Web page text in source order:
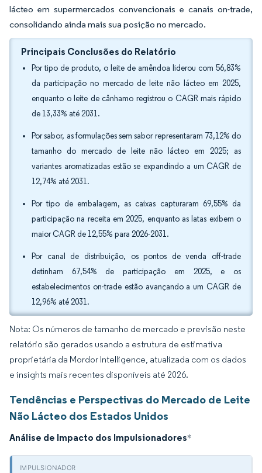
lácteo em supermercados convencionais e canais on-trade,
consolidando ainda mais sua posição no mercado.
Principais Conclusões do Relatório
Por tipo de produto, o leite de amêndoa liderou com 56,83%
da participação no mercado de leite não lácteo em 2025,
enquanto o leite de cânhamo registrou o CAGR mais rápido
de 13,33% até 2031.
Por sabor, as formulações sem sabor representaram 73,12% do
tamanho do mercado de leite não lácteo em 2025; as
variantes aromatizadas estão se expandindo a um CAGR de
12,74% até 2031.
Por tipo de embalagem, as caixas capturaram 69,55% da
participação na receita em 2025, enquanto as latas exibem o
maior CAGR de 12,55% para 2026-2031.
Por canal de distribuição, os pontos de venda off-trade
detinham 67,54% de participação em 2025, e os
estabelecimentos on-trade estão avançando a um CAGR de
12,96% até 2031.
Nota: Os números de tamanho de mercado e previsão neste
relatório são gerados usando a estrutura de estimativa
proprietária da Mordor Intelligence, atualizada com os dados
e insights mais recentes disponíveis até 2026.
Tendências e Perspectivas do Mercado de Leite
Não Lácteo dos Estados Unidos
Análise de Impacto dos Impulsionadores*